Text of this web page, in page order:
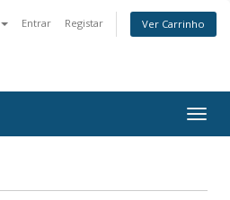
Entrar Registar Ver Carrinho